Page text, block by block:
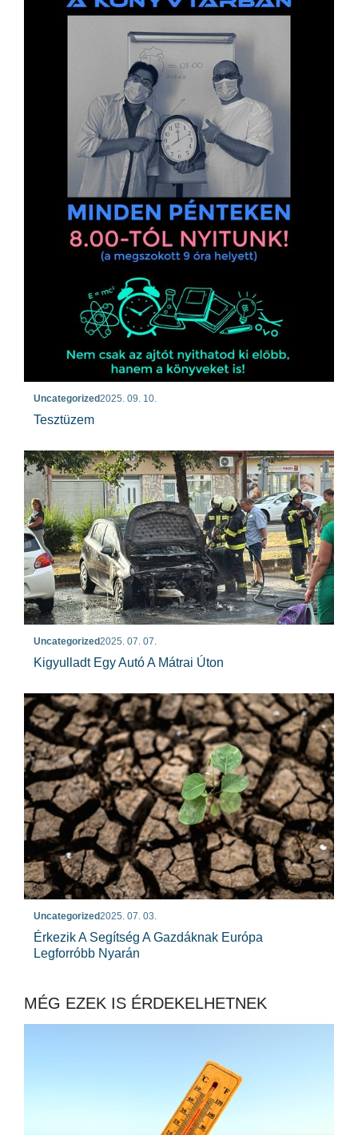
Uncategorized2025. 09. 10.
Tesztüzem
Uncategorized2025. 07. 07.
Kigyulladt Egy Autó A Mátrai Úton
Uncategorized2025. 07. 03.
Érkezik A Segítség A Gazdáknak Európa
Legforróbb Nyarán
MÉG EZEK IS ÉRDEKELHETNEK